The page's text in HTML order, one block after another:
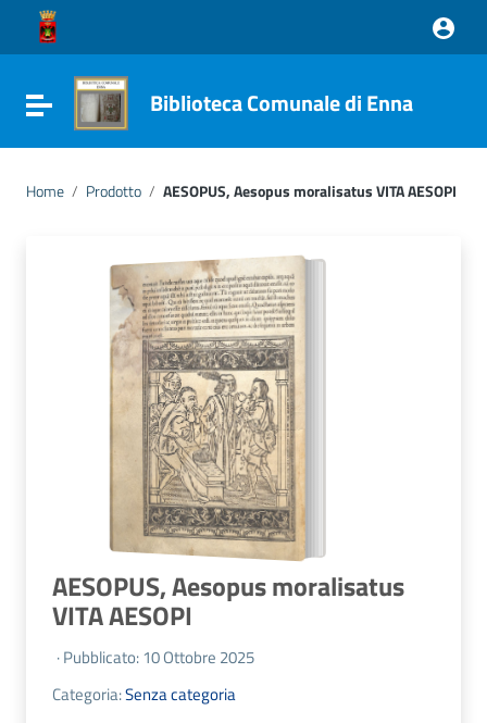
Vai ai contenuti
Vai al menu di navigazione
Vai al footer
Attiva / disattiva la navigazione
Biblioteca Comunale di Enna
Home / Prodotto / AESOPUS, Aesopus moralisatus VITA AESOPI
AESOPUS, Aesopus moralisatus
VITA AESOPI
· Pubblicato: 10 Ottobre 2025
Categoria:Senza categoria